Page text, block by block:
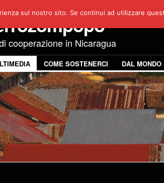
cooperazione in Nicaragua
COME SOSTENERCI DAL MONDO
sul nostro sito. Se continui ad utilizzare